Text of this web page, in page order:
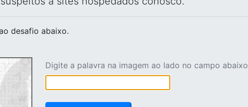
desafio abaixo.
Digite a palavra na imagem ao lado no campo abaixo